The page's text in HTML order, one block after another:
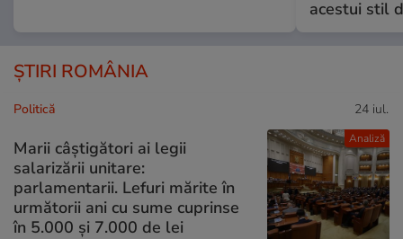
acestui stil
ȘTIRI ROMÂNIA
Analiză
Politică 24 iul.
Marii câștigători ai legii
salarizării unitare:
parlamentarii. Lefuri mărite în
următorii ani cu sume cuprinse
în 5.000 și 7.000 de lei